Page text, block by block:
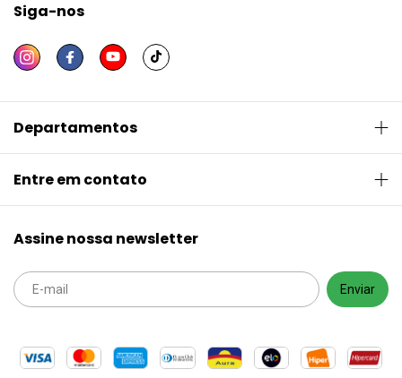
Siga-nos
Departamentos
Entre em contato
Assine nossa newsletter